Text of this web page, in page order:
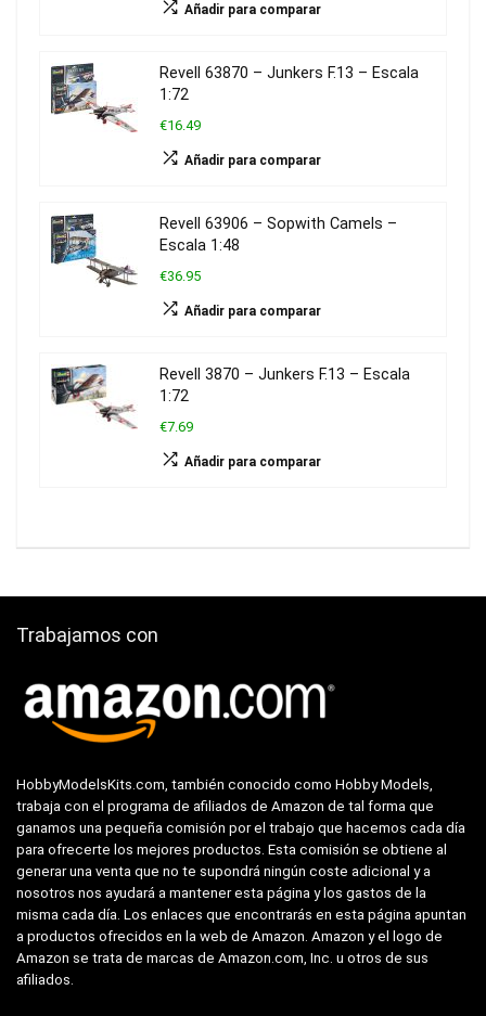
Añadir para comparar
Revell 63870 – Junkers F.13 – Escala
1:72
€16.49
Añadir para comparar
Revell 63906 – Sopwith Camels –
Escala 1:48
€36.95
Añadir para comparar
Revell 3870 – Junkers F.13 – Escala
1:72
€7.69
Añadir para comparar
Trabajamos con
HobbyModelsKits.com, también conocido como Hobby Models,
trabaja con el programa de afiliados de Amazon de tal forma que
ganamos una pequeña comisión por el trabajo que hacemos cada día
para ofrecerte los mejores productos. Esta comisión se obtiene al
generar una venta que no te supondrá ningún coste adicional y a
nosotros nos ayudará a mantener esta página y los gastos de la
misma cada día. Los enlaces que encontrarás en esta página apuntan
a productos ofrecidos en la web de Amazon. Amazon y el logo de
Amazon se trata de marcas de Amazon.com, Inc. u otros de sus
afiliados.